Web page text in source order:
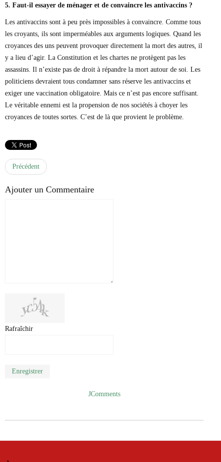
5. Faut-il essayer de ménager et de convaincre les antivaccins ?
Les antivaccins sont à peu près impossibles à convaincre. Comme tous
les croyants, ils sont imperméables aux arguments logiques. Quand les
croyances des uns peuvent provoquer directement la mort des autres, il
y a lieu d’agir. La Constitution et les chartes ne protègent pas les
assassins. Il n’existe pas de droit à répandre la mort autour de soi. Les
politiciens devraient tous condamner sans réserve les antivaccins et
exiger une vaccination obligatoire. Mais ce n’est pas encore suffisant.
Le véritable ennemi est la propension de nos sociétés à choyer les
croyances de toutes sortes. C’est de là que provient le problème.
Précédent
Ajouter un Commentaire
Rafraîchir
Enregistrer
JComments